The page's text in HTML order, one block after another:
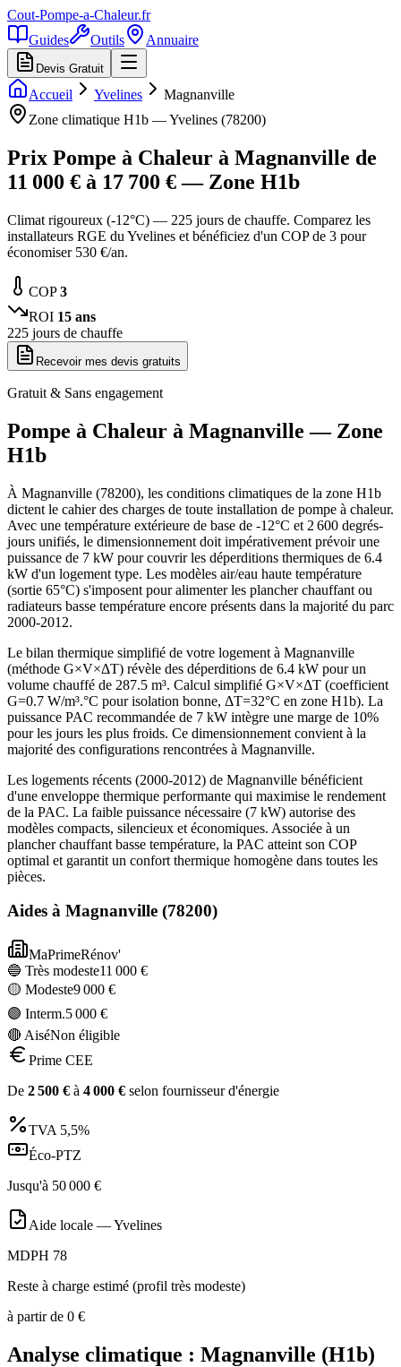
Cout-Pompe-a-Chaleur.fr
Guides
Outils Annuaire
Devis Gratuit
Accueil Yvelines
Magnanville
Zone climatique H1b —Yvelines (78200)
Prix Pompe à Chaleur à Magnanville de
11 000 € à 17 700 € — Zone H1b
Climat rigoureux (-12°C) — 225 jours de chauffe. Comparez les
installateurs RGE du Yvelines et bénéficiez d'un COP de 3 pour
économiser 530 €/an.
COP3
ROI 15 ans
225 jours de chauffe
Recevoir mes devis gratuits
Gratuit & Sans engagement
Pompe à Chaleur à Magnanville — Zone
H1b
À Magnanville (78200), les conditions climatiques de la zone H1b
dictent le cahier des charges de toute installation de pompe à chaleur.
Avec une température extérieure de base de -12°C et 2 600 degrés-
jours unifiés, le dimensionnement doit impérativement prévoir une
puissance de 7 kW pour couvrir les déperditions thermiques de 6.4
kW d'un logement type. Les modèles air/eau haute température
(sortie 65°C) s'imposent pour alimenter les plancher chauffant ou
radiateurs basse température encore présents dans la majorité du parc
2000-2012.
Le bilan thermique simplifié de votre logement à Magnanville
(méthode G×V×ΔT) révèle des déperditions de 6.4 kW pour un
volume chauffé de 287.5 m³. Calcul simplifié G×V×ΔT (coefficient
G=0.7 W/m³.°C pour isolation bonne, ΔT=32°C en zone H1b). La
puissance PAC recommandée de 7 kW intègre une marge de 10%
pour les jours les plus froids. Ce dimensionnement convient à la
majorité des configurations rencontrées à Magnanville.
Les logements récents (2000-2012) de Magnanville bénéficient
d'une enveloppe thermique performante qui maximise le rendement
de la PAC. La faible puissance nécessaire (7 kW) autorise des
modèles compacts, silencieux et économiques. Associée à un
plancher chauffant basse température, la PAC atteint son COP
optimal et garantit un confort thermique homogène dans toutes les
pièces.
Aides à Magnanville (78200)
MaPrimeRénov'
🔵 Très modeste11 000 €
🟡 Modeste9 000 €
🟣 Interm.5 000 €
🔴 AiséNon éligible
Prime CEE
De 2 500 € à 4 000 € selon fournisseur d'énergie
TVA 5,5%
Éco-PTZ
Jusqu'à 50 000 €
Aide locale —Yvelines
MDPH 78
Reste à charge estimé (profil très modeste)
à partir de 0 €
Analyse climatique : Magnanville (H1b)